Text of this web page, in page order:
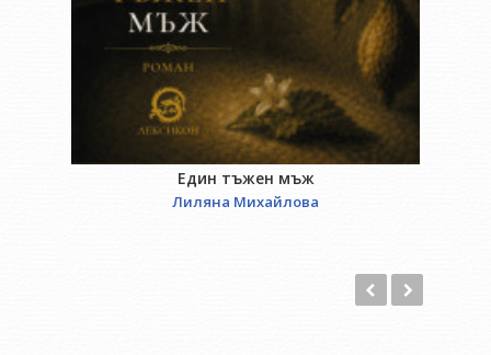
Един тъжен мъж
Лиляна Михайлова